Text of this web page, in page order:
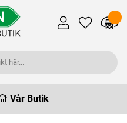
Vår Butik